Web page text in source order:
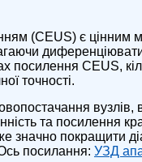
(CEUS) є цінним
диференціювати
посилення CEUS,
точності.
вузлів,
та посилення
значно покращити
посилання: УЗД